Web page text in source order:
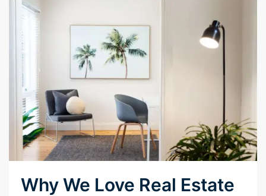
Why We Love Real Estate